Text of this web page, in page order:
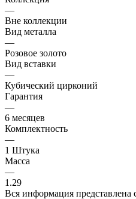
—
Вне коллекции
Вид металла
—
Розовое золото
Вид вставки
—
Кубический цирконий
Гарантия
—
6 месяцев
Комплектность
—
1 Штука
Масса
—
1.29
Вся информация представлена